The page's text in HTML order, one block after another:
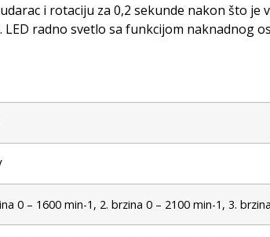
i rotaciju za 0,2 sekunde nakon što
radno svetlo sa funkcijom naknadnog
0 – 1600 min-1, 2. brzina 0 – 2100 min-1, 3.